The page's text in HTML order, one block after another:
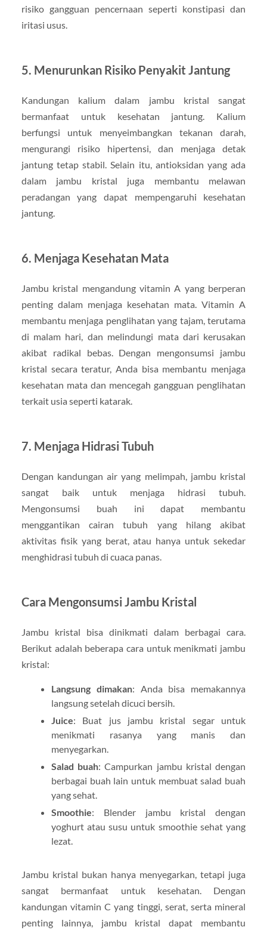
risiko gangguan pencernaan seperti konstipasi dan
iritasi usus.
5. Menurunkan Risiko Penyakit Jantung
Kandungan kalium dalam jambu kristal sangat
bermanfaat untuk kesehatan jantung. Kalium
berfungsi untuk menyeimbangkan tekanan darah,
mengurangi risiko hipertensi, dan menjaga detak
jantung tetap stabil. Selain itu, antioksidan yang ada
dalam jambu kristal juga membantu melawan
peradangan yang dapat mempengaruhi kesehatan
jantung.
6. Menjaga Kesehatan Mata
Jambu kristal mengandung vitamin A yang berperan
penting dalam menjaga kesehatan mata. Vitamin A
membantu menjaga penglihatan yang tajam, terutama
di malam hari, dan melindungi mata dari kerusakan
akibat radikal bebas. Dengan mengonsumsi jambu
kristal secara teratur, Anda bisa membantu menjaga
kesehatan mata dan mencegah gangguan penglihatan
terkait usia seperti katarak.
7. Menjaga Hidrasi Tubuh
Dengan kandungan air yang melimpah, jambu kristal
sangat baik untuk menjaga hidrasi tubuh.
Mengonsumsi buah ini dapat membantu
menggantikan cairan tubuh yang hilang akibat
aktivitas fisik yang berat, atau hanya untuk sekedar
menghidrasi tubuh di cuaca panas.
Cara Mengonsumsi Jambu Kristal
Jambu kristal bisa dinikmati dalam berbagai cara.
Berikut adalah beberapa cara untuk menikmati jambu
kristal:
Langsung dimakan: Anda bisa memakannya
langsung setelah dicuci bersih.
Juice: Buat jus jambu kristal segar untuk
menikmati rasanya yang manis dan
menyegarkan.
Salad buah: Campurkan jambu kristal dengan
berbagai buah lain untuk membuat salad buah
yang sehat.
Smoothie: Blender jambu kristal dengan
yoghurt atau susu untuk smoothie sehat yang
lezat.
Jambu kristal bukan hanya menyegarkan, tetapi juga
sangat bermanfaat untuk kesehatan. Dengan
kandungan vitamin C yang tinggi, serat, serta mineral
penting lainnya, jambu kristal dapat membantu